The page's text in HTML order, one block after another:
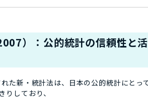
）：公的統計の信頼性と
た新・統計法は、日本の公的統計にとっ
りしており、